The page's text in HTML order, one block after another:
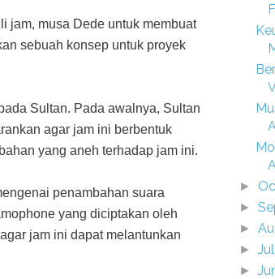
jam, musa Dede untuk membuat
sebuah konsep untuk proyek
Sultan. Pada awalnya, Sultan
agar jam ini berbentuk
yang aneh terhadap jam ini.
penambahan suara
yang diciptakan oleh
jam ini dapat melantunkan
►
►
►
►
►